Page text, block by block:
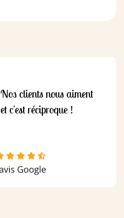
Nos clients nous aiment
et c'est réciproque !